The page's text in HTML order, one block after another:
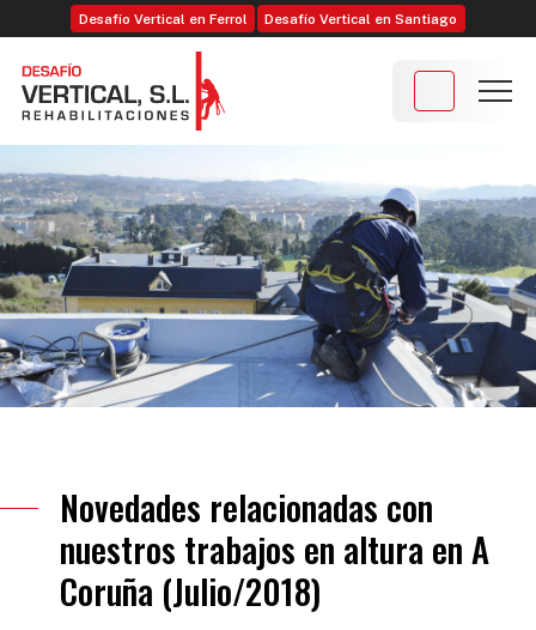
Desafío Vertical en Ferrol Desafío Vertical en Santiago
Novedades relacionadas con
nuestros trabajos en altura en A
Coruña (Julio/2018)